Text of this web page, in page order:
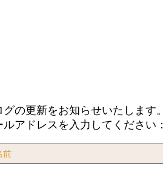
グの更新をお知らせいたします。
ルアドレスを入力してください：